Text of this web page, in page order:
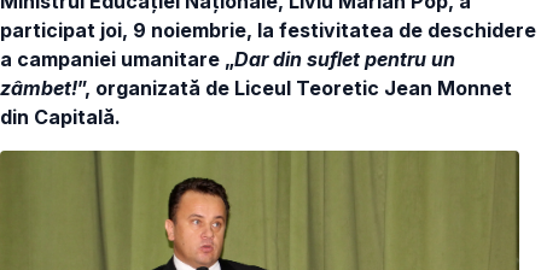
participat joi, 9 noiembrie, la festivitatea de deschidere
a campaniei umanitare „Dar din suflet pentru un
zâmbet!”, organizată de Liceul Teoretic Jean Monnet
din Capitală.